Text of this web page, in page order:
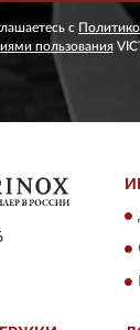
с
пользования